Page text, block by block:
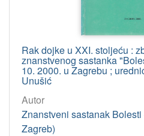
Rak dojke u XXI. stoljeću :
znanstvenog sastanka
10. 2000. u Zagrebu ;
Unušić
Autor
Znanstveni sastanak
Zagreb)